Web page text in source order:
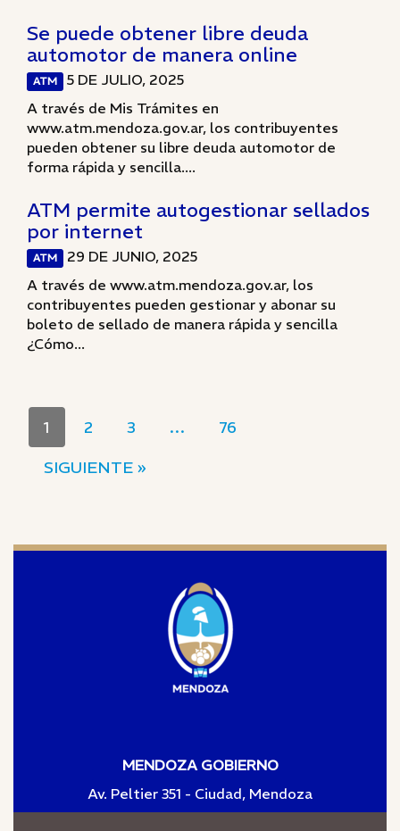
Se puede obtener libre deuda
automotor de manera online
ATM
5 DE JULIO, 2025
A través de Mis Trámites en
www.atm.mendoza.gov.ar, los contribuyentes
pueden obtener su libre deuda automotor de
forma rápida y sencilla....
ATM permite autogestionar sellados
por internet
ATM
29 DE JUNIO, 2025
A través de www.atm.mendoza.gov.ar, los
contribuyentes pueden gestionar y abonar su
boleto de sellado de manera rápida y sencilla
¿Cómo...
1 2 3 …
76
SIGUIENTE »
MENDOZA GOBIERNO
Av. Peltier 351 - Ciudad, Mendoza